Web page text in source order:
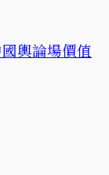
輿論場價值